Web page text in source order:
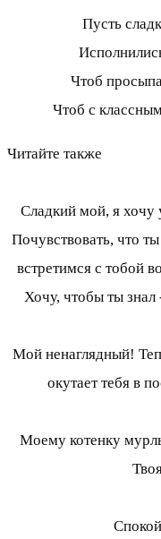
Пусть
Чтоб
Чтоб с
Читайте также
Сладкий мой, я хочу
Почувствовать, что
встретимся с тобой
Хочу, чтобы ты знал
Мой ненаглядный!
окутает тебя в
Моему котенку